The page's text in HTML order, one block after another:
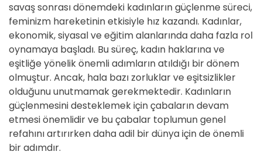
savaş sonrası dönemdeki kadınların güçlenme süreci,
feminizm hareketinin etkisiyle hız kazandı. Kadınlar,
ekonomik, siyasal ve eğitim alanlarında daha fazla rol
oynamaya başladı. Bu süreç, kadın haklarına ve
eşitliğe yönelik önemli adımların atıldığı bir dönem
olmuştur. Ancak, hala bazı zorluklar ve eşitsizlikler
olduğunu unutmamak gerekmektedir. Kadınların
güçlenmesini desteklemek için çabaların devam
etmesi önemlidir ve bu çabalar toplumun genel
refahını artırırken daha adil bir dünya için de önemli
bir adımdır.